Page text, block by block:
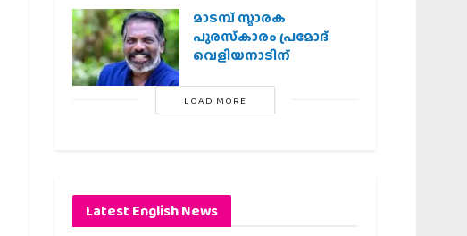
മാടമ്പ് സ്മാരക
പുരസ്‌കാരം പ്രമോദ്
വെളിയനാടിന്
LOAD MORE
Latest English News